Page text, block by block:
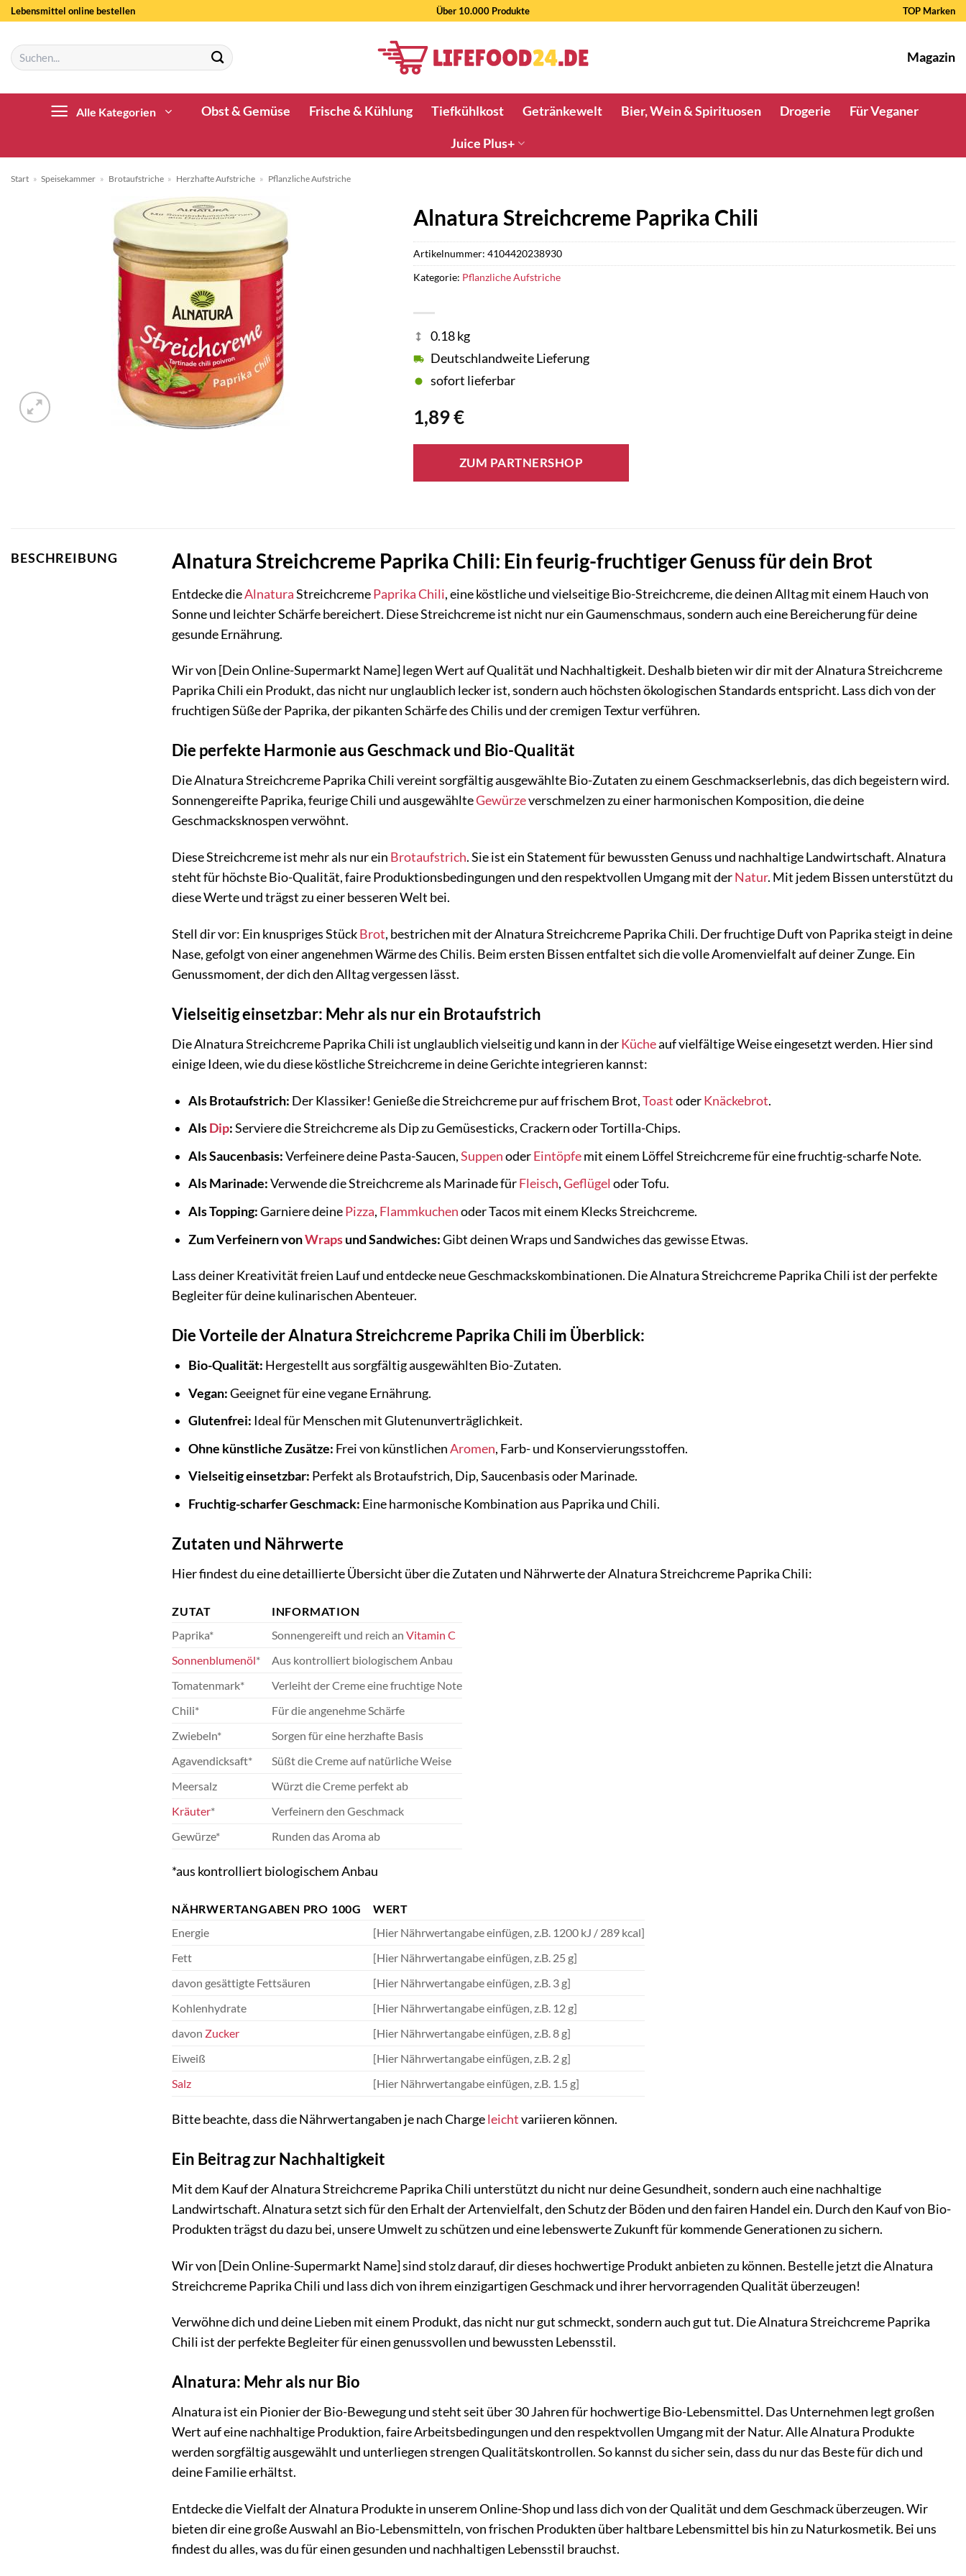
Zum
springen
Lebensmittel online bestellen Über 10.000 Produkte TOP Marken
Suchen
nach:
Magazin
Alle Kategorien Obst & Gemüse Frische & Kühlung Tiefkühlkost Getränkewelt Bier, Wein & Spirituosen Drogerie Für Veganer
Juice Plus+
Start » Speisekammer » Brotaufstriche » Herzhafte Aufstriche » Pflanzliche Aufstriche
Alnatura Streichcreme Paprika Chili
1,89€
0.18 kg
Deutschlandweite Lieferung
sofort lieferbar
ZUM PARTNERSHOP
Artikelnummer: 4104420238930
Kategorie: Pflanzliche Aufstriche
BESCHREIBUNG Alnatura Streichcreme Paprika Chili: Ein feurig-fruchtiger Genuss für dein Brot
Entdecke dieAlnaturaStreichcremePaprikaChili, eine köstliche und vielseitige Bio-Streichcreme, die deinen Alltag mit einem Hauch von
Sonne und leichter Schärfe bereichert. Diese Streichcreme ist nicht nur ein Gaumenschmaus, sondern auch eine Bereicherung für deine
gesunde Ernährung.
Wir von [Dein Online-Supermarkt Name] legen Wert auf Qualität und Nachhaltigkeit. Deshalb bieten wir dir mit der Alnatura Streichcreme
Paprika Chili ein Produkt, das nicht nur unglaublich lecker ist, sondern auch höchsten ökologischen Standards entspricht. Lass dich von der
fruchtigen Süße der Paprika, der pikanten Schärfe des Chilis und der cremigen Textur verführen.
Die perfekte Harmonie aus Geschmack und Bio-Qualität
Die Alnatura Streichcreme Paprika Chili vereint sorgfältig ausgewählte Bio-Zutaten zu einem Geschmackserlebnis, das dich begeistern wird.
Sonnengereifte Paprika, feurige Chili und ausgewählteGewürzeverschmelzen zu einer harmonischen Komposition, die deine
Geschmacksknospen verwöhnt.
Diese Streichcreme ist mehr als nur ein Brotaufstrich. Sie ist ein Statement für bewussten Genuss und nachhaltige Landwirtschaft. Alnatura
steht für höchste Bio-Qualität, faire Produktionsbedingungen und den respektvollen Umgang mit derNatur. Mit jedem Bissen unterstützt du
diese Werte und trägst zu einer besseren Welt bei.
Stell dir vor: Ein knuspriges StückBrot, bestrichen mit der Alnatura Streichcreme Paprika Chili. Der fruchtige Duft von Paprika steigt in deine
Nase, gefolgt von einer angenehmen Wärme des Chilis. Beim ersten Bissen entfaltet sich die volle Aromenvielfalt auf deiner Zunge. Ein
Genussmoment, der dich den Alltag vergessen lässt.
Vielseitig einsetzbar: Mehr als nur ein Brotaufstrich
Die Alnatura Streichcreme Paprika Chili ist unglaublich vielseitig und kann in derKücheauf vielfältige Weise eingesetzt werden. Hier sind
einige Ideen, wie du diese köstliche Streichcreme in deine Gerichte integrieren kannst:
Als Brotaufstrich: Der Klassiker! Genieße die Streichcreme pur auf frischem Brot,ToastoderKnäckebrot.
AlsDip:Serviere die Streichcreme als Dip zu Gemüsesticks, Crackern oder Tortilla-Chips.
Als Saucenbasis:Verfeinere deine Pasta-Saucen,SuppenoderEintöpfemit einem Löffel Streichcreme für eine fruchtig-scharfe Note.
Als Marinade:Verwende die Streichcreme als Marinade fürFleisch,Geflügel oder Tofu.
Als Topping:Garniere deinePizza, Flammkuchenoder Tacos mit einem Klecks Streichcreme.
Zum Verfeinern vonWrapsund Sandwiches:Gibt deinen Wraps und Sandwiches das gewisse Etwas.
Lass deiner Kreativität freien Lauf und entdecke neue Geschmackskombinationen. Die Alnatura Streichcreme Paprika Chili ist der perfekte
Begleiter für deine kulinarischen Abenteuer.
Die Vorteile der Alnatura Streichcreme Paprika Chili im Überblick:
Bio-Qualität: Hergestellt aus sorgfältig ausgewählten Bio-Zutaten.
Vegan:Geeignet für eine vegane Ernährung.
Glutenfrei: Ideal für Menschen mit Glutenunverträglichkeit.
Ohne künstliche Zusätze: Frei von künstlichenAromen, Farb- und Konservierungsstoffen.
Vielseitig einsetzbar: Perfekt als Brotaufstrich, Dip, Saucenbasis oder Marinade.
Fruchtig-scharfer Geschmack: Eine harmonische Kombination aus Paprika und Chili.
Zutaten und Nährwerte
Hier findest du eine detaillierte Übersicht über die Zutaten und Nährwerte der Alnatura Streichcreme Paprika Chili:
ZUTAT
INFORMATION
Paprika*
Sonnengereift und reich an Vitamin C
Sonnenblumenöl*
Aus kontrolliert biologischem Anbau
Tomatenmark*
Verleiht der Creme eine fruchtige Note
Chili*
Für die angenehme Schärfe
Zwiebeln*
Sorgen für eine herzhafte Basis
Agavendicksaft*
Süßt die Creme auf natürliche Weise
Meersalz
Würzt die Creme perfekt ab
Kräuter*
Verfeinern den Geschmack
Gewürze*
Runden das Aroma ab
*aus kontrolliert biologischem Anbau
NÄHRWERTANGABEN PRO 100G
WERT
Energie
[Hier Nährwertangabe einfügen, z.B. 1200 kJ / 289 kcal]
Fett
[Hier Nährwertangabe einfügen, z.B. 25 g]
davon gesättigte Fettsäuren
[Hier Nährwertangabe einfügen, z.B. 3 g]
Kohlenhydrate
[Hier Nährwertangabe einfügen, z.B. 12 g]
davon Zucker
[Hier Nährwertangabe einfügen, z.B. 8 g]
Eiweiß
[Hier Nährwertangabe einfügen, z.B. 2 g]
Salz
[Hier Nährwertangabe einfügen, z.B. 1.5 g]
Bitte beachte, dass die Nährwertangaben je nach Chargeleichtvariieren können.
Ein Beitrag zur Nachhaltigkeit
Mit dem Kauf der Alnatura Streichcreme Paprika Chili unterstützt du nicht nur deine Gesundheit, sondern auch eine nachhaltige
Landwirtschaft. Alnatura setzt sich für den Erhalt der Artenvielfalt, den Schutz der Böden und den fairen Handel ein. Durch den Kauf von Bio-
Produkten trägst du dazu bei, unsere Umwelt zu schützen und eine lebenswerte Zukunft für kommende Generationen zu sichern.
Wir von [Dein Online-Supermarkt Name] sind stolz darauf, dir dieses hochwertige Produkt anbieten zu können. Bestelle jetzt die Alnatura
Streichcreme Paprika Chili und lass dich von ihrem einzigartigen Geschmack und ihrer hervorragenden Qualität überzeugen!
Verwöhne dich und deine Lieben mit einem Produkt, das nicht nur gut schmeckt, sondern auch gut tut. Die Alnatura Streichcreme Paprika
Chili ist der perfekte Begleiter für einen genussvollen und bewussten Lebensstil.
Alnatura: Mehr als nur Bio
Alnatura ist ein Pionier der Bio-Bewegung und steht seit über 30 Jahren für hochwertige Bio-Lebensmittel. Das Unternehmen legt großen
Wert auf eine nachhaltige Produktion, faire Arbeitsbedingungen und den respektvollen Umgang mit der Natur. Alle Alnatura Produkte
werden sorgfältig ausgewählt und unterliegen strengen Qualitätskontrollen. So kannst du sicher sein, dass du nur das Beste für dich und
deine Familie erhältst.
Entdecke die Vielfalt der Alnatura Produkte in unserem Online-Shop und lass dich von der Qualität und dem Geschmack überzeugen. Wir
bieten dir eine große Auswahl an Bio-Lebensmitteln, von frischen Produkten über haltbare Lebensmittel bis hin zu Naturkosmetik. Bei uns
findest du alles, was du für einen gesunden und nachhaltigen Lebensstil brauchst.